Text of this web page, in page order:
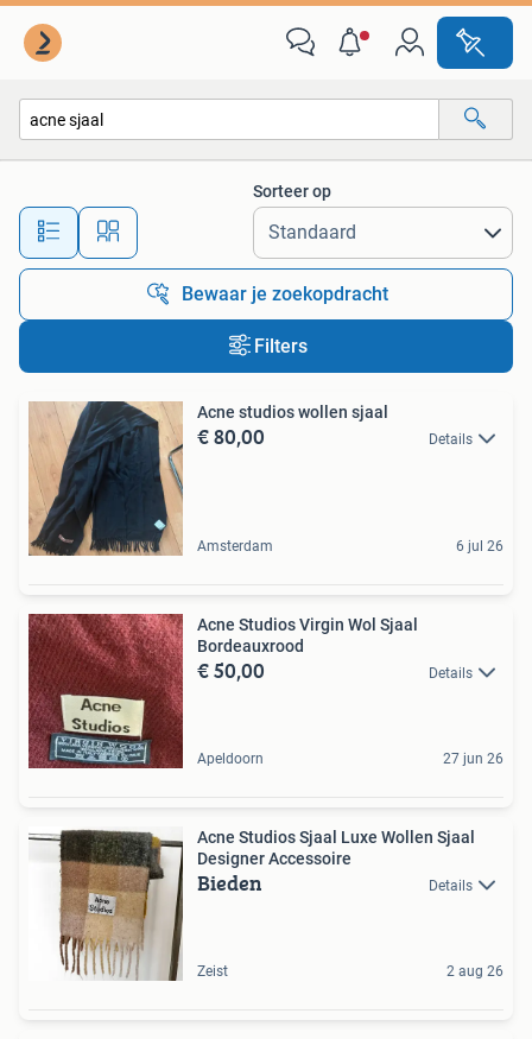
Alle afstanden…
Sorteer op
Bewaar je zoekopdracht
Filters
Acne studios wollen sjaal
€ 80,00 Details
Amsterdam 6 jul 26
Acne Studios Virgin Wol Sjaal
Bordeauxrood
€ 50,00 Details
Apeldoorn 27 jun 26
Acne Studios Sjaal Luxe Wollen Sjaal
Designer Accessoire
Bieden Details
Zeist 2 aug 26